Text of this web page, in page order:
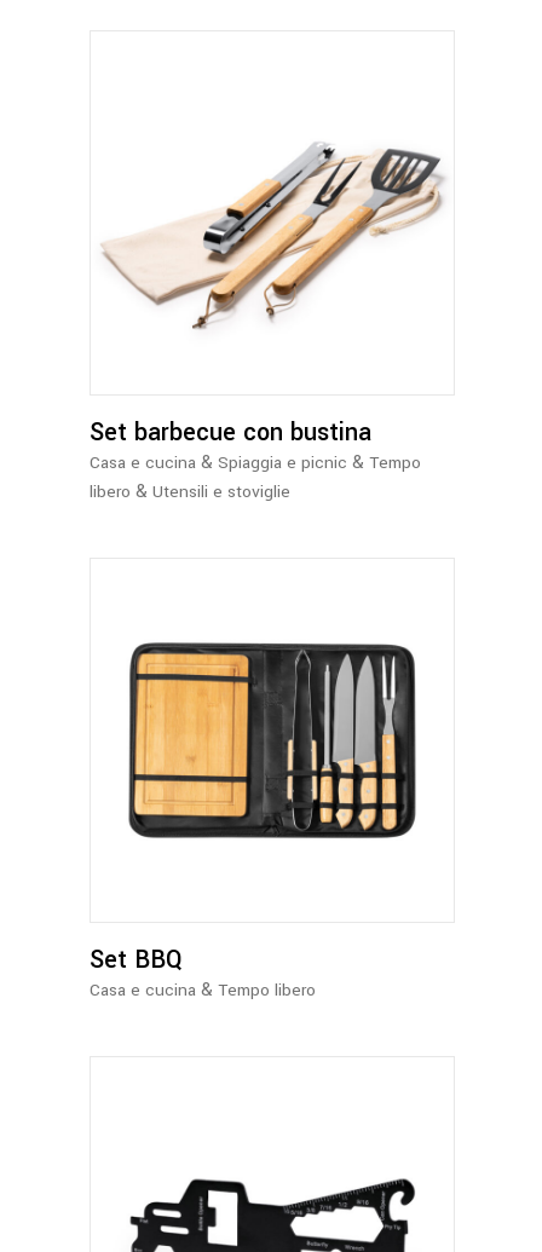
Set barbecue con bustina
Casa e cucina & Spiaggia e picnic & Tempo
libero & Utensili e stoviglie
Set BBQ
Casa e cucina & Tempo libero